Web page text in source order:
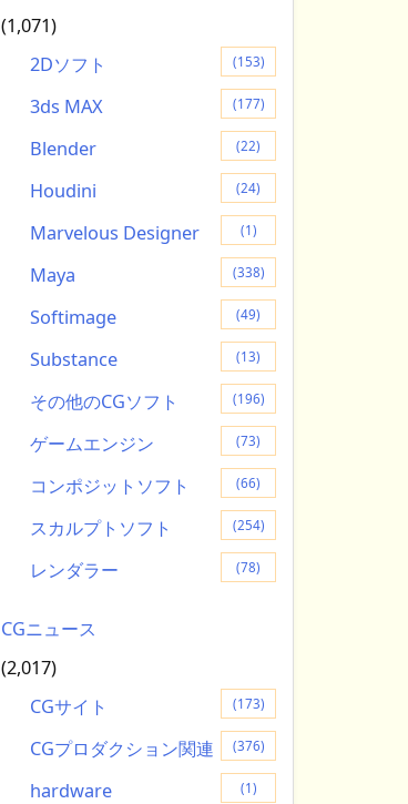
(1,071)
2Dソフト
(153)
3ds MAX (177)
Blender (22)
Houdini (24)
Marvelous Designer (1)
Maya (338)
Softimage (49)
Substance (13)
その他のCGソフト (196)
ゲームエンジン (73)
コンポジットソフト (66)
スカルプトソフト (254)
レンダラー (78)
CGニュース
(2,017)
CGサイト
(173)
CGプロダクション関連 (376)
hardware (1)